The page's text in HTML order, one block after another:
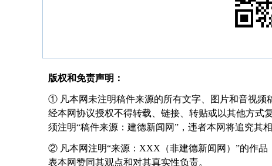
版权和免责声明：
① 凡本网未注明稿件来源的所有文字、图片和音视频
经本网协议授权不得转载、链接、转贴或以其他方式
须注明“稿件来源：建德新闻网”，违者本网将追究其相
② 凡本网注明“来源：XXX（非建德新闻网）”的作
表本网赞同其观点和对其真实性负责。